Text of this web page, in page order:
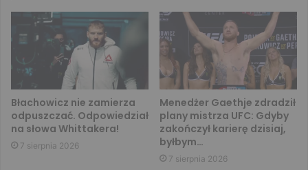
Błachowicz nie zamierza
odpuszczać. Odpowiedział
na słowa Whittakera!
7 sierpnia 2026
Menedżer Gaethje zdradził
plany mistrza UFC: Gdyby
zakończył karierę dzisiaj,
byłbym…
7 sierpnia 2026